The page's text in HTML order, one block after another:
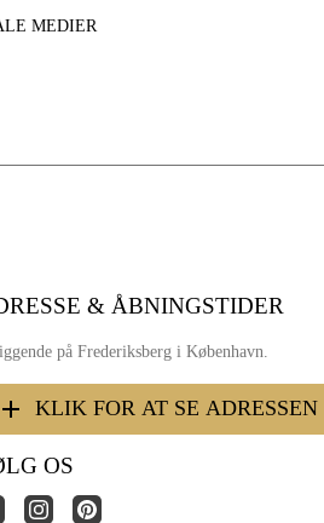
MEDIER
& ÅBNINGSTIDER
på Frederiksberg i København.
KLIK FOR AT SE ADRESSEN
OS